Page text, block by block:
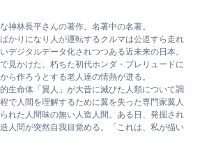
神林長平さんの著作。名著中の名著。
かりになり人が運転するクルマは公道すら走れ
デジタルデータ化されつつある近未来の日本。
見かけた、朽ちた初代ホンダ・プレリュードに
ら作ろうとする老人達の情熱が迸る。
生命体「翼人」が大昔に滅びた人類について調
で人間を理解するために翼を失った専門家翼人
れた人間味の無い人造人間。ある日、発掘され
人間が突然自我目覚める。「これは、私が描い